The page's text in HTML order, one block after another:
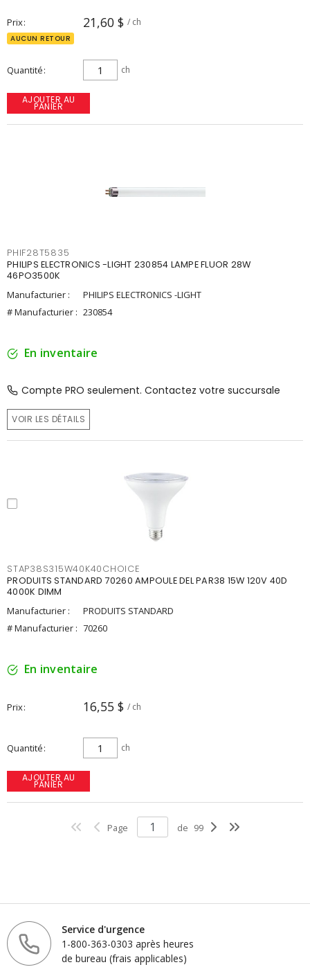
Prix 21,60 $ / ch
AUCUN RETOUR
Quantité ch
AJOUTER AU
PANIER
PHIF28T5835
PHILIPS ELECTRONICS -LIGHT 230854 LAMPE FLUOR 28W
46PO3500K
Manufacturier :
PHILIPS ELECTRONICS -LIGHT
# Manufacturier : 230854
En inventaire
Compte PRO seulement. Contactez votre succursale
VOIR LES DÉTAILS
STAP38S315W40K40CHOICE
PRODUITS STANDARD 70260 AMPOULE DEL PAR38 15W 120V 40D
4000K DIMM
Manufacturier :
PRODUITS STANDARD
# Manufacturier : 70260
En inventaire
Prix 16,55 $ / ch
Quantité ch
AJOUTER AU
PANIER
Page de 99
Service d'urgence
1-800-363-0303 après heures
de bureau (frais applicables)